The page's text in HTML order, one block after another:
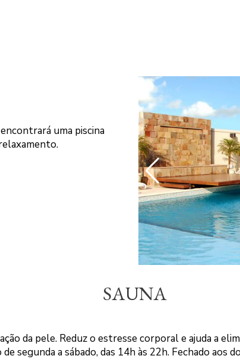
uma piscina
SAUNA
da pele. Reduz o estresse corporal e ajuda a
segunda a sábado, das 14h às 22h. Fechado aos